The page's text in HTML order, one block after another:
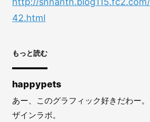
42.html
もっと読む
happypets
あー、このグラフィック好きだわー
ザインラボ。